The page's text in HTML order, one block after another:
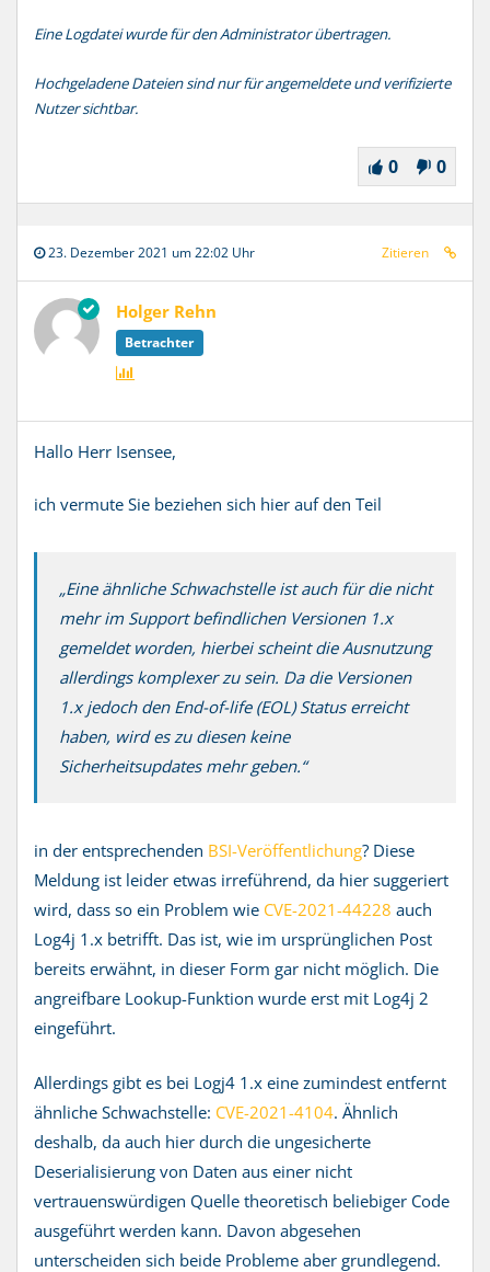
Eine Logdatei wurde für den Administrator übertragen.
Hochgeladene Dateien sind nur für angemeldete und verifizierte
Nutzer sichtbar.
0 0
23. Dezember 2021 um 22:02 Uhr Zitieren
Holger Rehn
Betrachter
Hallo Herr Isensee,
ich vermute Sie beziehen sich hier auf den Teil
„Eine ähnliche Schwachstelle ist auch für die nicht
mehr im Support befindlichen Versionen 1.x
gemeldet worden, hierbei scheint die Ausnutzung
allerdings komplexer zu sein. Da die Versionen
1.x jedoch den End-of-life (EOL) Status erreicht
haben, wird es zu diesen keine
Sicherheitsupdates mehr geben.“
in der entsprechenden BSI-Veröffentlichung? Diese
Meldung ist leider etwas irreführend, da hier suggeriert
wird, dass so ein Problem wie CVE-2021-44228 auch
Log4j 1.x betrifft. Das ist, wie im ursprünglichen Post
bereits erwähnt, in dieser Form gar nicht möglich. Die
angreifbare Lookup-Funktion wurde erst mit Log4j 2
eingeführt.
Allerdings gibt es bei Logj4 1.x eine zumindest entfernt
ähnliche Schwachstelle: CVE-2021-4104. Ähnlich
deshalb, da auch hier durch die ungesicherte
Deserialisierung von Daten aus einer nicht
vertrauenswürdigen Quelle theoretisch beliebiger Code
ausgeführt werden kann. Davon abgesehen
unterscheiden sich beide Probleme aber grundlegend.